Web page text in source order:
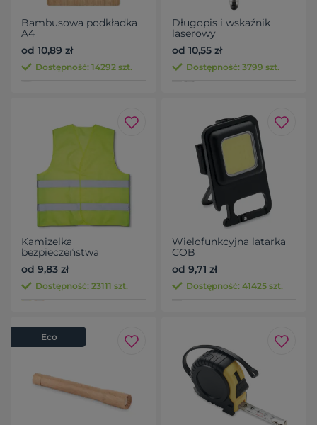
Bambusowa podkładka
A4
od 10,89 zł
Dostępność: 14292 szt.
Długopis i wskaźnik
laserowy
od 10,55 zł
Dostępność: 3799 szt.
Kamizelka
bezpieczeństwa
od 9,83 zł
Dostępność: 23111 szt.
Wielofunkcyjna latarka
COB
od 9,71 zł
Dostępność: 41425 szt.
Eco